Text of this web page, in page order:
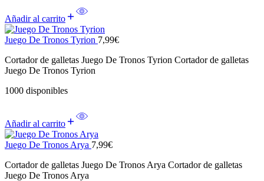
Añadir al carrito
Juego De Tronos Tyrion 7,99€
Cortador de galletas Juego De Tronos Tyrion Cortador de galletas
Juego De Tronos Tyrion
1000 disponibles
Añadir al carrito
Juego De Tronos Arya 7,99€
Cortador de galletas Juego De Tronos Arya Cortador de galletas
Juego De Tronos Arya